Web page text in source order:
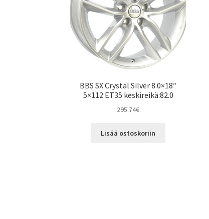
BBS SX Crystal Silver 8.0×18″
5×112 ET35 keskireikä:82.0
295.74€
Lisää ostoskoriin